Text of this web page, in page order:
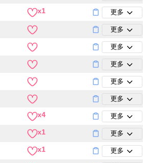
x1 更多
更多
更多
更多
更多
更多
x4 更多
x1 更多
x1 更多